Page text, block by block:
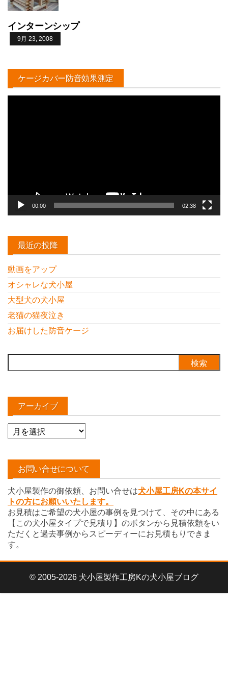
インターンシップ
9月 23, 2008
ケージカバー防音効果測定
00:00 02:38
最近の投降
動画をアップ
オシャレな犬小屋
大型犬の犬小屋
老猫の猫夜泣き
お届けした防音ケージ
索:
アーカイブ
ア
ー
イ
お問い合せについて
犬小屋製作の御依頼、お問い合せは犬小屋工房Kの本サイ
トの方にお願いいたします。
お見積はご希望の犬小屋の事例を見つけて、その中にある
【この犬小屋タイプで見積り】のボタンから見積依頼をい
ただくと過去事例からスピーディーにお見積もりできま
す。
© 2005-2026 犬小屋製作工房Kの犬小屋ブログ